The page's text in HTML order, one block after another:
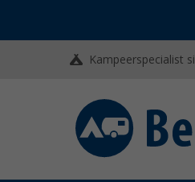
Kampeerspecialist